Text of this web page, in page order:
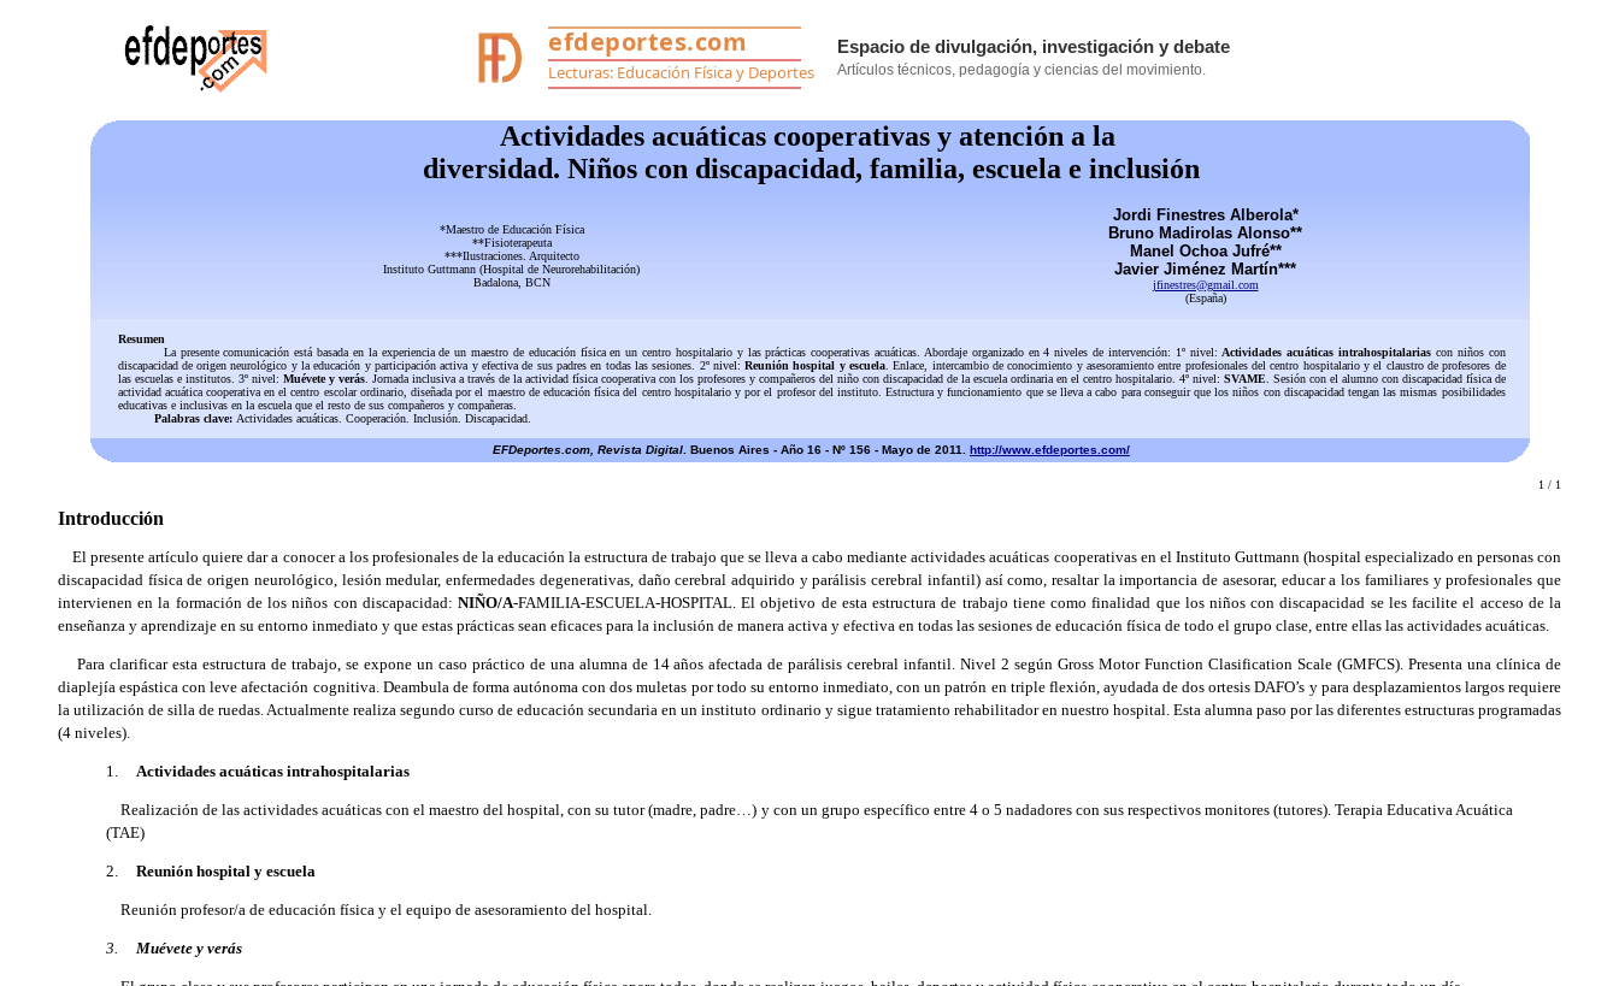
Actividades acuáticas cooperativas y atención a la
diversidad. Niños con discapacidad, familia, escuela e inclusión
*Maestro de Educación Física
**Fisioterapeuta
***Ilustraciones. Arquitecto
Instituto Guttmann (Hospital de Neurorehabilitación)
Badalona, BCN
Jordi Finestres Alberola*
Bruno Madirolas Alonso**
Manel Ochoa Jufré**
Javier Jiménez Martín***
jfinestres@gmail.com
(España)
Resumen
La presente comunicación está basada en la experiencia de un maestro de educación física en un centro hospitalario y las prácticas cooperativas acuáticas. Abordaje organizado en 4 niveles de intervención: 1º nivel: Actividades acuáticas intrahospitalarias con niños con
discapacidad de origen neurológico y la educación y participación activa y efectiva de sus padres en todas las sesiones. 2º nivel:Reunión hospital y escuela . Enlace, intercambio de conocimiento y asesoramiento entre profesionales del centro hospitalario y el claustro de profesores de
las escuelas e institutos. 3º nivel: Muévete y verás. Jornada inclusiva a través de la actividad física cooperativa con los profesores y compañeros del niño con discapacidad de la escuela ordinaria en el centro hospitalario. 4º nivel: SVAME. Sesión con el alumno con discapacidad física de
actividad acuática cooperativa en el centro escolar ordinario, diseñada por el maestro de educación física del centro hospitalario y por el profesor del instituto. Estructura y funcionamiento que se lleva a cabo para conseguir que los niños con discapacidad tengan las mismas posibilidades
educativas e inclusivas en la escuela que el resto de sus compañeros y compañeras.
Palabras clave: Actividades acuáticas. Cooperación. Inclusión. Discapacidad.
EFDeportes.com, Revista Digital . Buenos Aires - Año 16 - Nº 156 - Mayo de 2011. http://www.efdeportes.com/
1 / 1
Introducción
El presente artículo quiere dar a conocer a los profesionales de la educación la estructura de trabajo que se lleva a cabo mediante actividades acuáticas cooperativas en el Instituto Guttmann (hospital especializado en personas con
discapacidad física de origen neurológico, lesión medular, enfermedades degenerativas, daño cerebral adquirido y parálisis cerebral infantil) así como, resaltar la importancia de asesorar, educar a los familiares y profesionales que
intervienen en la formación de los niños con discapacidad:NIÑO/A-FAMILIA-ESCUELA-HOSPITAL. El objetivo de esta estructura de trabajo tiene como finalidad que los niños con discapacidad se les facilite el acceso de la
enseñanza y aprendizaje en su entorno inmediato y que estas prácticas sean eficaces para la inclusión de manera activa y efectiva en todas las sesiones de educación física de todo el grupo clase, entre ellas las actividades acuáticas.
Para clarificar esta estructura de trabajo, se expone un caso práctico de una alumna de 14 años afectada de parálisis cerebral infantil. Nivel 2 según Gross Motor Function Clasification Scale (GMFCS). Presenta una clínica de
diaplejía espástica con leve afectación cognitiva. Deambula de forma autónoma con dos muletas por todo su entorno inmediato, con un patrón en triple flexión, ayudada de dos ortesis DAFO’s y para desplazamientos largos requiere
la utilización de silla de ruedas. Actualmente realiza segundo curso de educación secundaria en un instituto ordinario y sigue tratamiento rehabilitador en nuestro hospital. Esta alumna paso por las diferentes estructuras programadas
(4 niveles).
1. Actividades acuáticas intrahospitalarias
Realización de las actividades acuáticas con el maestro del hospital, con su tutor (madre, padre…) y con un grupo específico entre 4 o 5 nadadores con sus respectivos monitores (tutores). Terapia Educativa Acuática
(TAE)
2. Reunión hospital y escuela
Reunión profesor/a de educación física y el equipo de asesoramiento del hospital.
3. Muévete y verás